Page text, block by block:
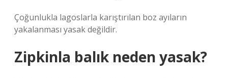
Çoğunlukla lagoslarla karıştırılan boz ayıların
yakalanması yasak değildir.
Zipkinla balık neden yasak?